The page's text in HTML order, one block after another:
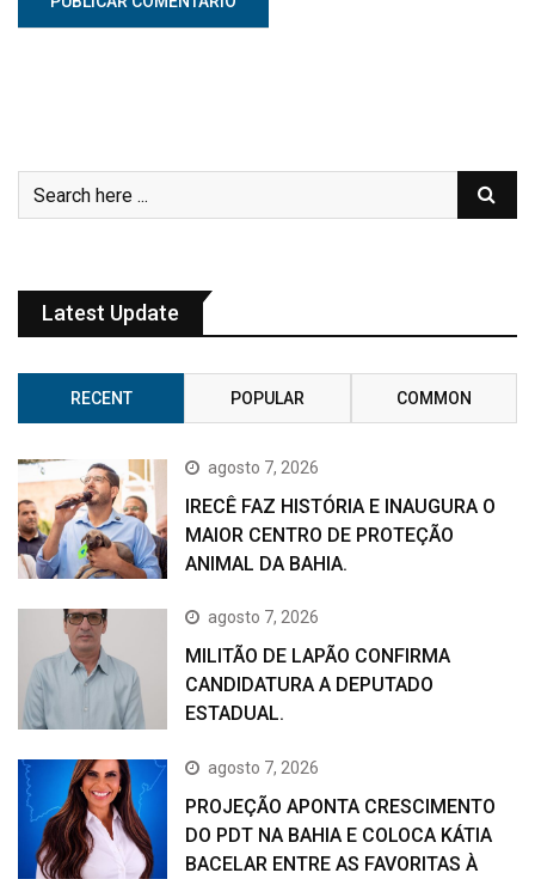
Latest Update
RECENT POPULAR COMMON
agosto 7, 2026
IRECÊ FAZ HISTÓRIA E INAUGURA O
MAIOR CENTRO DE PROTEÇÃO
ANIMAL DA BAHIA.
agosto 7, 2026
MILITÃO DE LAPÃO CONFIRMA
CANDIDATURA A DEPUTADO
ESTADUAL.
agosto 7, 2026
PROJEÇÃO APONTA CRESCIMENTO
DO PDT NA BAHIA E COLOCA KÁTIA
BACELAR ENTRE AS FAVORITAS À